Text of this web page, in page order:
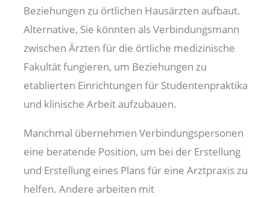
Beziehungen zu örtlichen Hausärzten aufbaut.
Alternative, Sie könnten als Verbindungsmann
zwischen Ärzten für die örtliche medizinische
Fakultät fungieren, um Beziehungen zu
etablierten Einrichtungen für Studentenpraktika
und klinische Arbeit aufzubauen.
Manchmal übernehmen Verbindungspersonen
eine beratende Position, um bei der Erstellung
und Erstellung eines Plans für eine Arztpraxis zu
helfen. Andere arbeiten mit